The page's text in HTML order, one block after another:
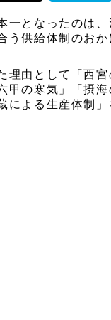
一となったのは
う供給体制のおか
由として「西宮
甲の寒気」「摂
による生産体制